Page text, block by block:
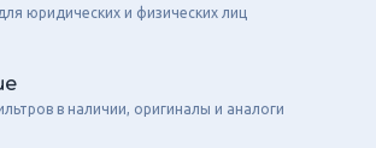
юридических и физических лиц
в наличии, оригиналы и аналоги